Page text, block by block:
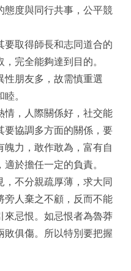
態度與同行共事，公平競
要取得師長和志同道合的
完全能夠達到目的。
性朋友多，故需慎重選
。
情，人際關係好，社交能
要協調多方面的關係，要
魄力，敢作敢為，富有自
於擔任一定的負責。
不分親疏厚薄，求大同
旁人棄之不顧，反而不能
來忌恨。如忌恨者為魯莽
敗俱傷。所以特別要把握